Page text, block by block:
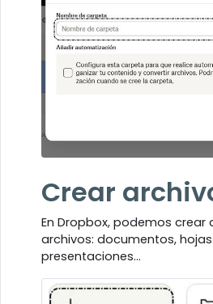
Crear
En Dropbox, podemos crear
archivos: documentos,
presentaciones…